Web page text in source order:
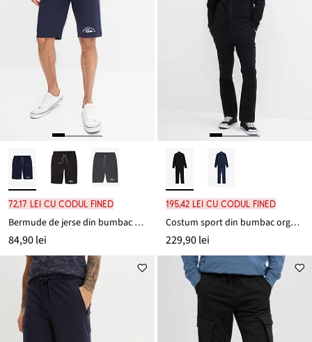
72,17 lei cu codul FINED
Bermude de jerse din bumbac organic 100%
84,90 lei
195,42 lei cu codul FINED
Costum sport din bumbac organic 100% (set/2 piese)
229,90 lei